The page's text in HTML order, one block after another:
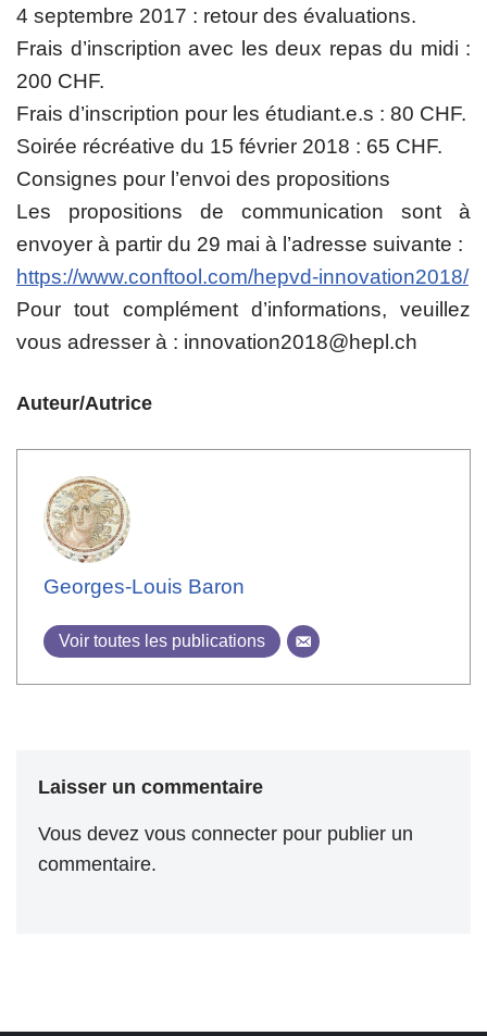
4 septembre 2017 : retour des évaluations.
Frais d’inscription avec les deux repas du midi :
200 CHF.
Frais d’inscription pour les étudiant.e.s : 80 CHF.
Soirée récréative du 15 février 2018 : 65 CHF.
Consignes pour l’envoi des propositions
Les propositions de communication sont à
envoyer à partir du 29 mai à l’adresse suivante :
https://www.conftool.com/hepvd-innovation2018/
Pour tout complément d’informations, veuillez
vous adresser à : innovation2018@hepl.ch
Auteur/Autrice
Georges-Louis Baron
Voir toutes les publications
Laisser un commentaire
Vous devez vous connecter pour publier un
commentaire.